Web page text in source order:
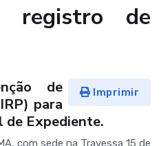
registro de
Imprimir
de
para
de Expediente.
com sede na Travessa 15 de